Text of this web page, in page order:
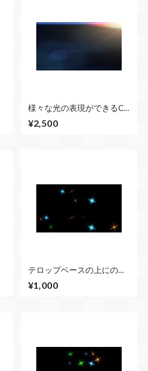
様々な光の表現ができるCG
＆Premiere Proプロジェク
¥2,500
テロップベースの上にのせ
素材（ロング・ショートセ
¥1,000